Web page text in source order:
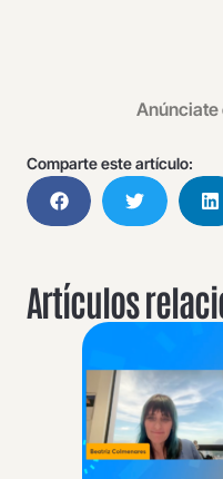
Anúnciate
Comparte este artículo:
Artículos